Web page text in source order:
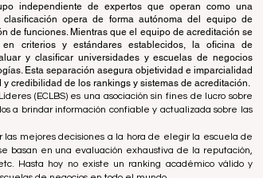
independiente de expertos que operan como una
opera de forma autónoma del equipo de
de funciones. Mientras que el equipo de acreditación se
criterios y estándares establecidos, la oficina de
y clasificar universidades y escuelas de negocios
Esta separación asegura objetividad e imparcialidad
credibilidad de los rankings y sistemas de acreditación.
(ECLBS) es una asociación sin fines de lucro sobre
a brindar información confiable y actualizada sobre las
las mejores decisiones a la hora de elegir la escuela de
basan en una evaluación exhaustiva de la reputación,
Hasta hoy no existe un ranking académico válido y